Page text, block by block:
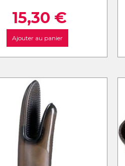
15,30 €
Ajouter au panier